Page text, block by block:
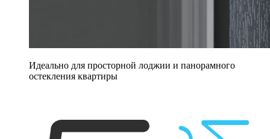
Идеально для просторной лоджии и панорамного
остекления квартиры